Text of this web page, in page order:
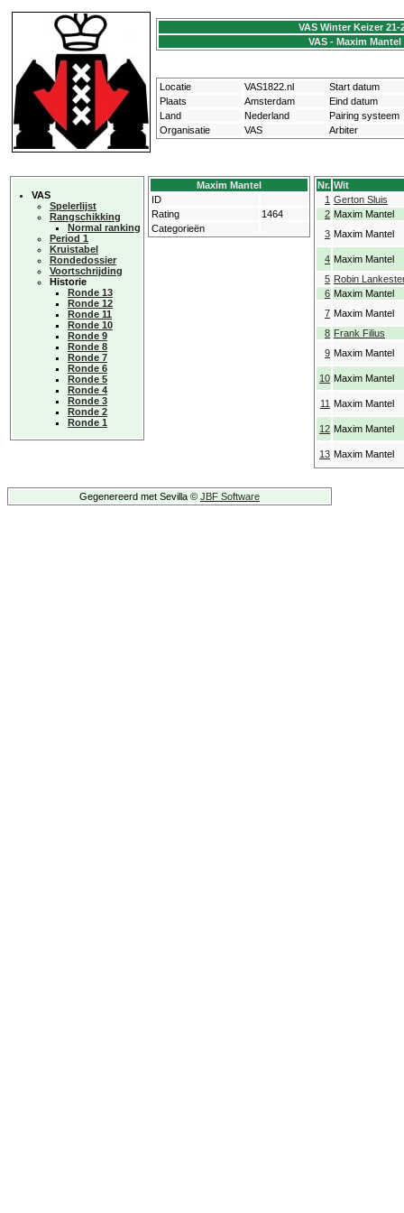
VAS Winter Keizer 21-
VAS - Maxim Mantel
Locatie VAS1822.nl
Start datum
Plaats
Amsterdam
Eind datum
Land
Nederland
Pairing systeem
Organisatie
VAS Arbiter
VAS
Spelerlijst
Rangschikking
Normal ranking
Period 1
Kruistabel
Rondedossier
Voortschrijding
Historie
Ronde 13
Ronde 12
Ronde 11
Ronde 10
Ronde 9
Ronde 8
Ronde 7
Ronde 6
Ronde 5
Ronde 4
Ronde 3
Ronde 2
Ronde 1
Maxim Mantel
ID
Rating
1464
Categorieën
Nr. Wit
1 Gerton Sluis
2 Maxim Mantel
3 Maxim Mantel
4 Maxim Mantel
5 Robin
6 Maxim Mantel
7 Maxim Mantel
8 Frank Filius
9 Maxim Mantel
10 Maxim Mantel
11 Maxim Mantel
12 Maxim Mantel
13 Maxim Mantel
Gegenereerd met Sevilla © JBF Software